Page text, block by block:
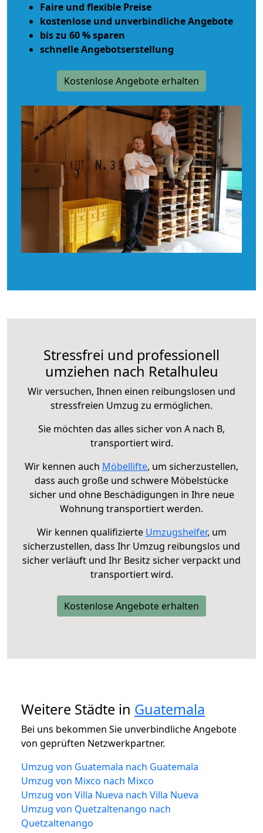
Faire und flexible Preise
kostenlose und unverbindliche Angebote
bis zu 60 % sparen
schnelle Angebotserstellung
Kostenlose Angebote erhalten
Stressfrei und professionell
umziehen nach Retalhuleu
Wir versuchen, Ihnen einen reibungslosen und
stressfreien Umzug zu ermöglichen.
Sie möchten das alles sicher von A nach B,
transportiert wird.
Wir kennen auch Möbellifte, um sicherzustellen,
dass auch große und schwere Möbelstücke
sicher und ohne Beschädigungen in Ihre neue
Wohnung transportiert werden.
Wir kennen qualifizierte Umzugshelfer, um
sicherzustellen, dass Ihr Umzug reibungslos und
sicher verläuft und Ihr Besitz sicher verpackt und
transportiert wird.
Kostenlose Angebote erhalten
Weitere Städte in Guatemala
Bei uns bekommen Sie unverbindliche Angebote
von geprüften Netzwerkpartner.
Umzug von Guatemala nach Guatemala
Umzug von Mixco nach Mixco
Umzug von Villa Nueva nach Villa Nueva
Umzug von Quetzaltenango nach
Quetzaltenango